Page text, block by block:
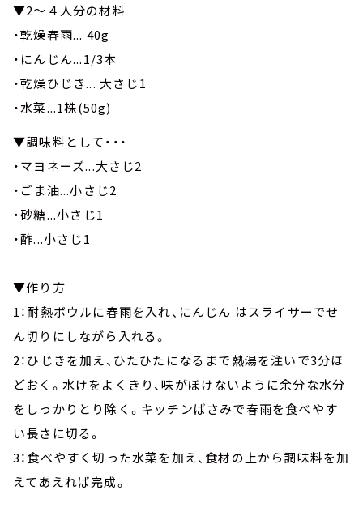
▼2～４人分の材料
・乾燥春雨... 40g
・にんじん...1/3本
・乾燥ひじき... 大さじ1
・水菜...1株(50g)
▼調味料として・・・
・マヨネーズ...大さじ2
・ごま油...小さじ2
・砂糖...小さじ1
・酢...小さじ1
▼作り方
1：耐熱ボウルに春雨を入れ、にんじん はスライサーでせ
ん切りにしながら入れる。
2：ひじきを加え、ひたひたになるまで熱湯を注いで3分ほ
どおく。水けをよくきり、味がぼけないように余分な水分
をしっかりとり除く。キッチンばさみで春雨を食べやす
い長さに切る。
3：食べやすく切った水菜を加え、食材の上から調味料を加
えてあえれば完成。